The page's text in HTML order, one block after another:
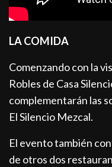
LA COMIDA
Comenzando con la
Robles de Casa
complementarán las
El Silencio Mezcal.
El evento también
de otros dos